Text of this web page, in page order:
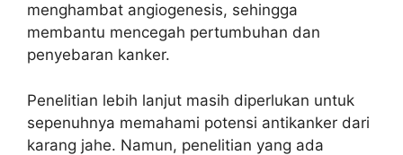
menghambat angiogenesis, sehingga
membantu mencegah pertumbuhan dan
penyebaran kanker.
Penelitian lebih lanjut masih diperlukan untuk
sepenuhnya memahami potensi antikanker dari
karang jahe. Namun, penelitian yang ada